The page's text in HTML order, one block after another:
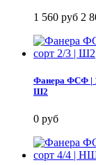
1 560 руб 2
Фанера ФСФ |
Ш2
0 руб